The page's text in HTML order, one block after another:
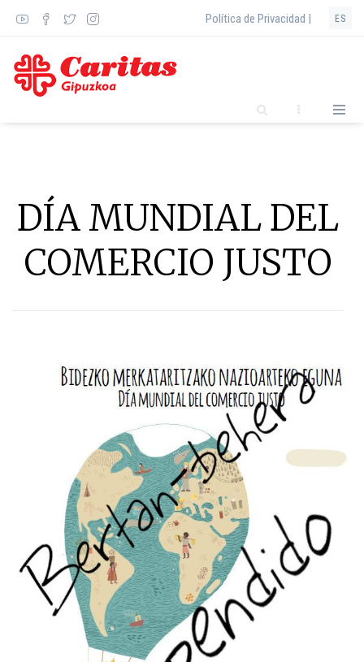
principal
Política de Privacidad | ES
DÍA MUNDIAL DEL
COMERCIO JUSTO